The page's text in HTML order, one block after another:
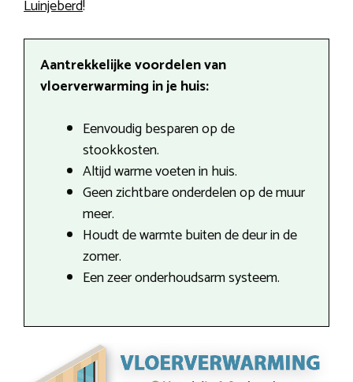
Luinjeberd!
Aantrekkelijke voordelen van
vloerverwarming in je huis:
Eenvoudig besparen op de
stookkosten.
Altijd warme voeten in huis.
Geen zichtbare onderdelen op de muur
meer.
Houdt de warmte buiten de deur in de
zomer.
Een zeer onderhoudsarm systeem.